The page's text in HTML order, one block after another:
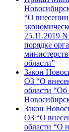
“О
25.11.2019
порядке
области”
Закон
ОЗ “О
области
Закон
ОЗ “О
области “О